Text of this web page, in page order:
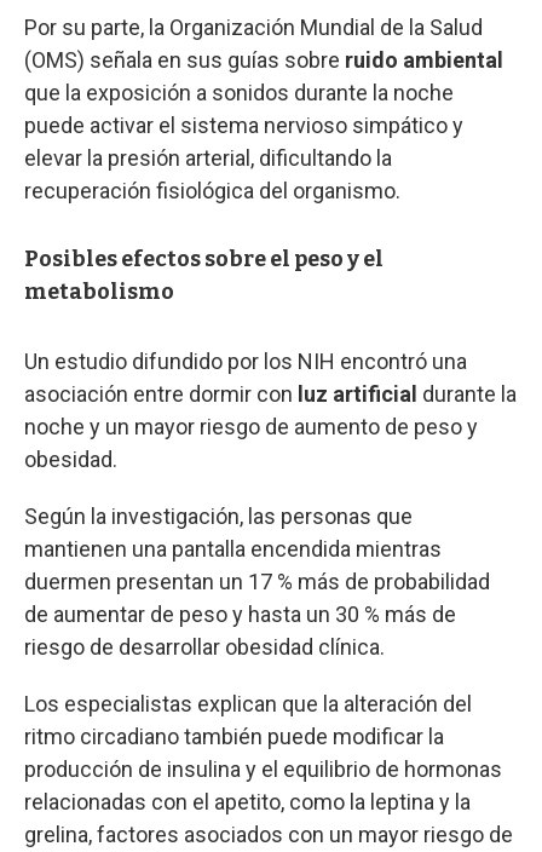
Por su parte, la Organización Mundial de la Salud
(OMS) señala en sus guías sobre ruido ambiental
que la exposición a sonidos durante la noche
puede activar el sistema nervioso simpático y
elevar la presión arterial, dificultando la
recuperación fisiológica del organismo.
Posibles efectos sobre el peso y el
metabolismo
Un estudio difundido por los NIH encontró una
asociación entre dormir con luz artificial durante la
noche y un mayor riesgo de aumento de peso y
obesidad.
Según la investigación, las personas que
mantienen una pantalla encendida mientras
duermen presentan un 17 % más de probabilidad
de aumentar de peso y hasta un 30 % más de
riesgo de desarrollar obesidad clínica.
Los especialistas explican que la alteración del
ritmo circadiano también puede modificar la
producción de insulina y el equilibrio de hormonas
relacionadas con el apetito, como la leptina y la
grelina, factores asociados con un mayor riesgo de